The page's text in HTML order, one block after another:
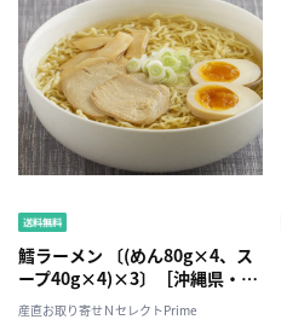
鱈ラーメン 〔(めん80g×4、ス
ープ40g×4)×3〕［沖縄県・離
島 配送不可］
産直お取り寄せＮセレクトPrime